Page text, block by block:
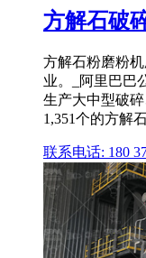
方解石破
方解石粉磨粉
业。_阿里巴巴
生产大中型破
1,351个的方解
联系电话: 180